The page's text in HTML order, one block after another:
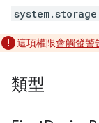
system.storage
這項權限會觸發警
類型